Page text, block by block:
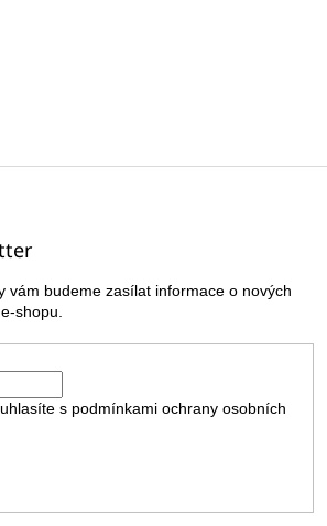
vám budeme zasílat informace o nových
shopu.
s podmínkami ochrany osobních